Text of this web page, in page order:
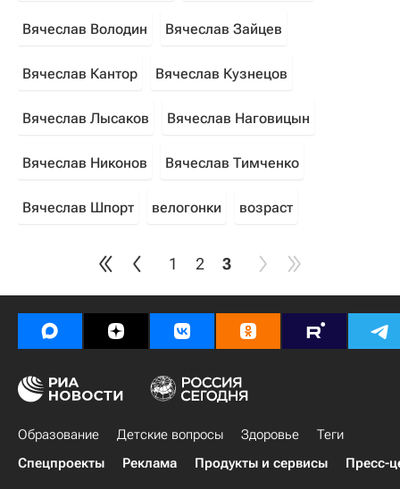
Вячеслав Володин Вячеслав Зайцев
Вячеслав Кантор Вячеслав Кузнецов
Вячеслав Лысаков Вячеслав Наговицын
Вячеслав Никонов Вячеслав Тимченко
Вячеслав Шпорт велогонки возраст
1 2 3
Образование Детские вопросы Здоровье
Теги
Спецпроекты
Реклама Продукты и сервисы Пресс-